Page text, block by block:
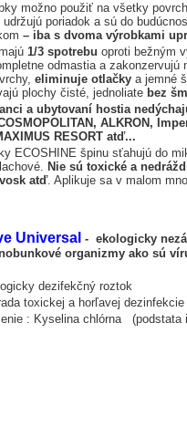
možno použiť na všetky
udržujú poriadok a sú do
– iba s dvoma výrobkami
1/3 spotrebu oproti bežným
odmastia a
eliminuje otlačky a jemné
plochy čisté, jednoliate bez
a ubytovaní hostia
ALKRON,
RESORT atď...
ECOSHINE špinu sťahujú do
Nie sú toxické a
atď. Aplikuje sa v malom
Universal - ekologicky
organizmy ako sú
dezifekčný roztok
toxickej a horľavej dezinfekcie
: Kyselina chlórna (podstata